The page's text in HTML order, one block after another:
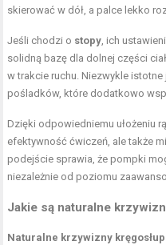
skierować w dół, a palce lekko
Jeśli chodzi o stopy, ich
solidną bazę dla dolnej części
w trakcie ruchu. Niezwykle istotne
pośladków, które dodatkowo
Dzięki odpowiedniemu ułożeniu
efektywność ćwiczeń, ale także
podejście sprawia, że pompki
niezależnie od poziomu
Jakie są naturalne
Naturalne krzywizny